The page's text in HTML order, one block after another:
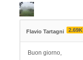
Flavio Tartagni 2.69K
Buon giorno,